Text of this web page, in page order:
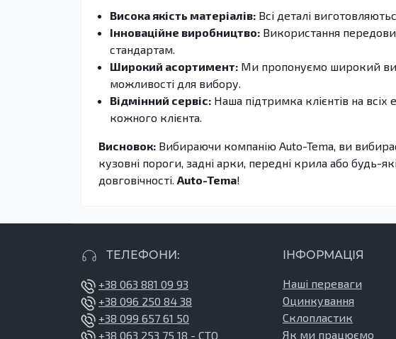
Висока якість матеріалів: Всі деталі
Інноваційне виробництво: Використання
стандартам.
Широкий асортимент: Ми пропонуємо широкий
можливості для вибору.
Відмінний сервіс: Наша підтримка клієнтів на
кожного клієнта.
Висновок: Вибираючи компанію Auto-Tema, ви
кузовні пороги, задні арки, передні крила або будь-
довговічності. Auto-Tema!
ТЕЛЕФОНИ:
+38 063 881 09 93
+38 096 250 84 38
+38 099 657 61 50
+38 063 253 75 18 - СТО
ІНФОРМАЦІЯ
Наші переваги
Оцинкування
Склопластик
Як ми працюємо